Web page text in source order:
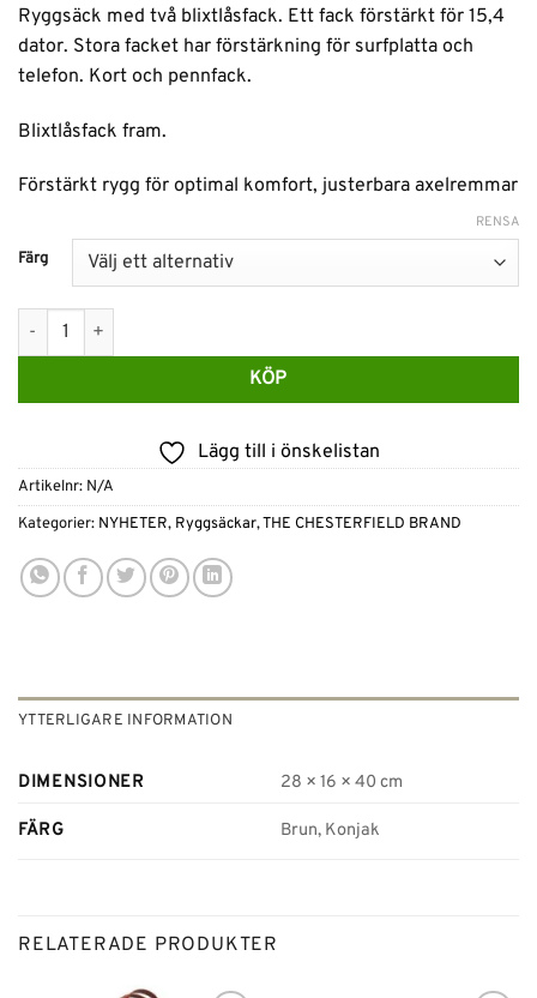
Ryggsäck med två blixtlåsfack. Ett fack förstärkt för 15,4
dator. Stora facket har förstärkning för surfplatta och
telefon. Kort och pennfack.
Blixtlåsfack fram.
Förstärkt rygg för optimal komfort, justerbara axelremmar
Färg
RENSA
The Chesterfield Brand, Belford ryggsäck.C58.0183 mängd
KÖP
Lägg till i önskelistan
Artikelnr: N/A
Kategorier: NYHETER, Ryggsäckar,THE CHESTERFIELD BRAND
YTTERLIGARE INFORMATION
DIMENSIONER 28 × 16 × 40 cm
FÄRG Brun, Konjak
RELATERADE PRODUKTER